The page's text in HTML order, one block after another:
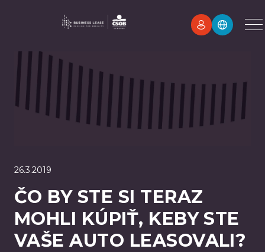
26.3.2019
ČO BY STE SI TERAZ
MOHLI KÚPIŤ, KEBY STE
VAŠE AUTO LEASOVALI?